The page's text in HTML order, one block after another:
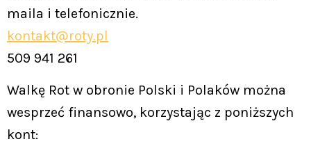
maila i telefonicznie.
kontakt@roty.pl
509 941 261
Walkę Rot w obronie Polski i Polaków można
wesprzeć finansowo, korzystając z poniższych
kont: